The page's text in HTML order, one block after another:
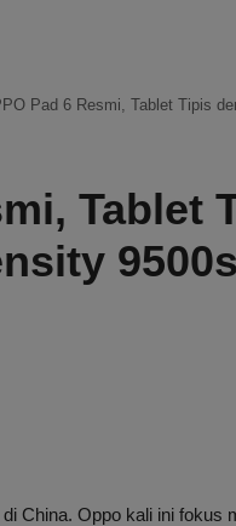
Pad 6 Resmi, Tablet Tipis
Tablet
9500s
China. Oppo kali ini fokus